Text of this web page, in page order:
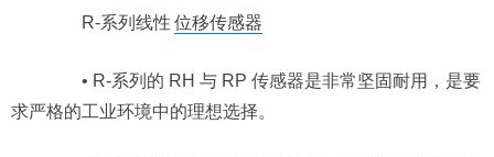
R-系列线性 位移传感器
• R-系列的 RH 与 RP 传感器是非常坚固耐用，是要
求严格的工业环境中的理想选择。